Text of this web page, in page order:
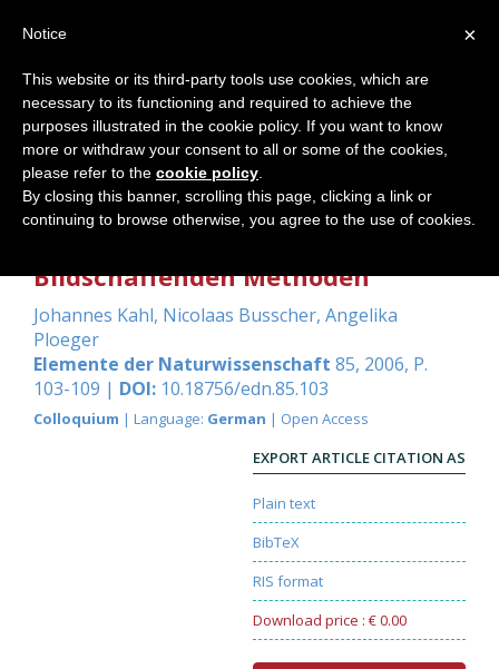
Validierung als Instrument für die
Bildschaffenden Methoden
Johannes Kahl, Nicolaas Busscher, Angelika
Ploeger
Elemente der Naturwissenschaft 85, 2006, P.
103-109 | DOI: 10.18756/edn.85.103
Colloquium | Language: German | Open Access
EXPORT ARTICLE CITATION AS
Plain text
BibTeX
RIS format
Download price : € 0.00
×
Notice
This website or its third-party tools use cookies, which are
necessary to its functioning and required to achieve the
purposes illustrated in the cookie policy. If you want to know
more or withdraw your consent to all or some of the cookies,
please refer to the cookie policy
By closing this banner, scrolling this page, clicking a link or
continuing to browse otherwise, you agree to the use of cookies.